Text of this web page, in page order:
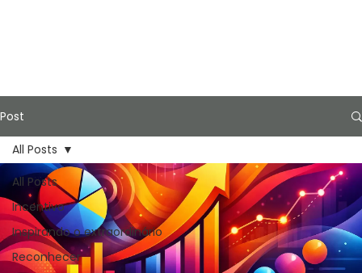
Post
All Posts
Incentivo
Inspirando o extraordinário
Reconhecer
All Posts